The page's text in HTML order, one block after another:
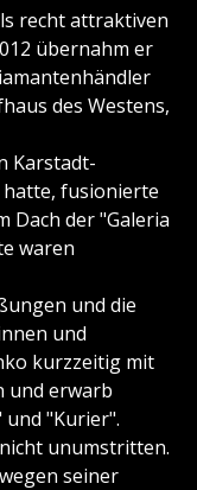
recht attraktiven
übernahm er
des Westens,
Karstadt-
fusionierte
Dach der "Galeria
waren
und die
und
kurzzeitig mit
und erwarb
"Kurier".
unumstritten.
seiner